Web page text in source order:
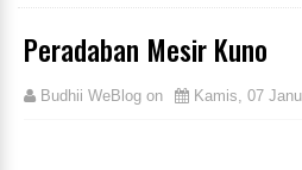
Peradaban Mesir Kuno
Budhii WeBlog on Kamis, 07